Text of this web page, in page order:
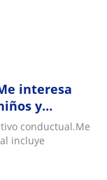
interesa
y
conductual.Me
incluye